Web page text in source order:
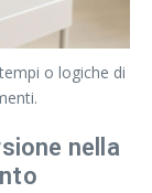
o logiche di
nella